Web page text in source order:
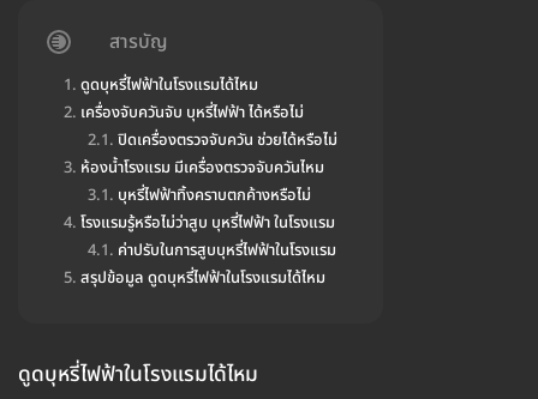
สารบัญ
ดูดบุหรี่ไฟฟ้าในโรงแรมได้ไหม
เครื่องจับควันจับ บุหรี่ไฟฟ้า ได้หรือไม่
ปิดเครื่องตรวจจับควัน ช่วยได้หรือไม่
ห้องน้ำโรงแรม มีเครื่องตรวจจับควันไหม
บุหรี่ไฟฟ้าทิ้งคราบตกค้างหรือไม่
โรงแรมรู้หรือไม่ว่าสูบ บุหรี่ไฟฟ้า ในโรงแรม
ค่าปรับในการสูบบุหรี่ไฟฟ้าในโรงแรม
สรุปข้อมูล ดูดบุหรี่ไฟฟ้าในโรงแรมได้ไหม
ดูดบุหรี่ไฟฟ้าในโรงแรมได้ไหม